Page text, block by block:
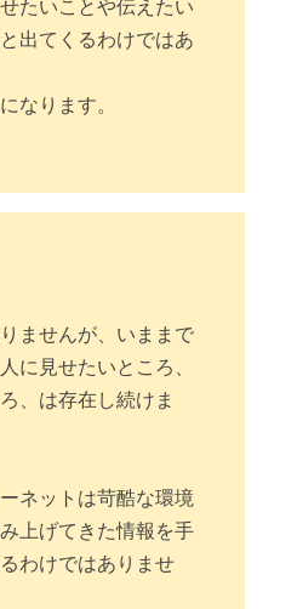
たいことや伝えたい
出てくるわけではあ
なります。
ませんが、いままで
に見せたいところ、
、は存在し続けま
ネットは苛酷な環境
上げてきた情報を手
わけではありませ